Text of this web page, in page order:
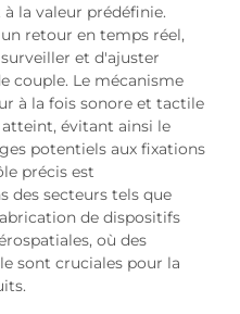
la valeur prédéfinie.
retour en temps réel,
et d'ajuster
couple. Le mécanisme
à la fois sonore et tactile
évitant ainsi le
potentiels aux fixations
précis est
des secteurs tels que
de dispositifs
où des
sont cruciales pour la